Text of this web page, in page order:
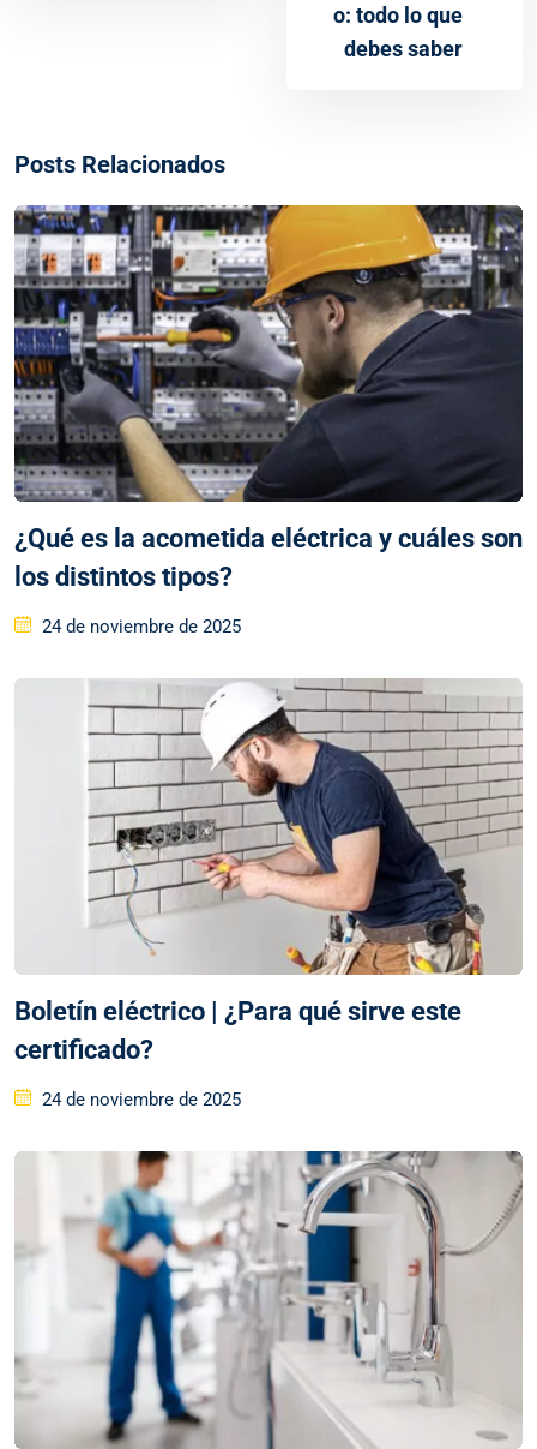
o: todo lo que
debes saber
Posts Relacionados
¿Qué es la acometida eléctrica y cuáles son
los distintos tipos?
24 de noviembre de 2025
Boletín eléctrico | ¿Para qué sirve este
certificado?
24 de noviembre de 2025